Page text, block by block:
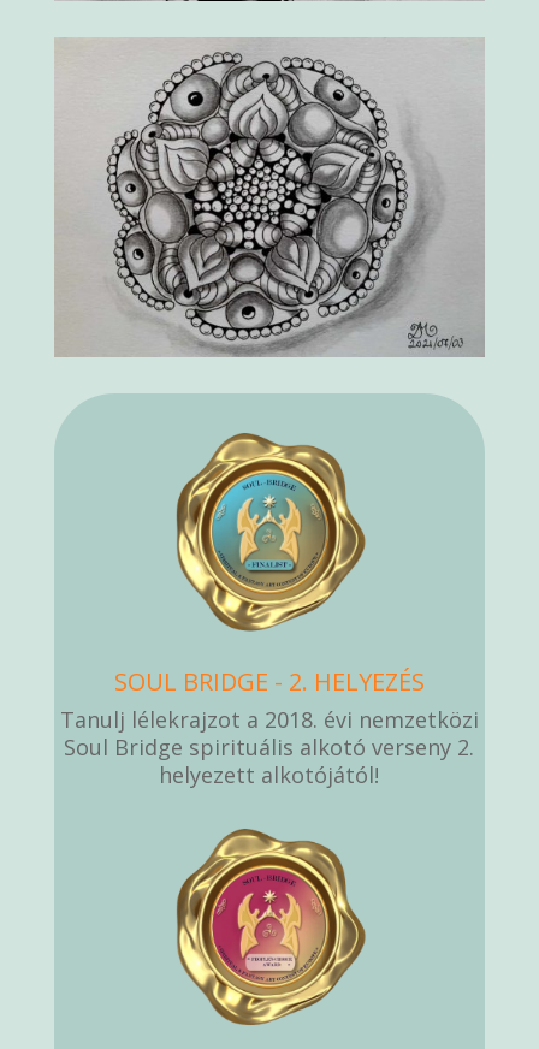
SOUL BRIDGE - 2. HELYEZÉS
Tanulj lélekrajzot a 2018. évi nemzetközi
Soul Bridge spirituális alkotó verseny 2.
helyezett alkotójától!